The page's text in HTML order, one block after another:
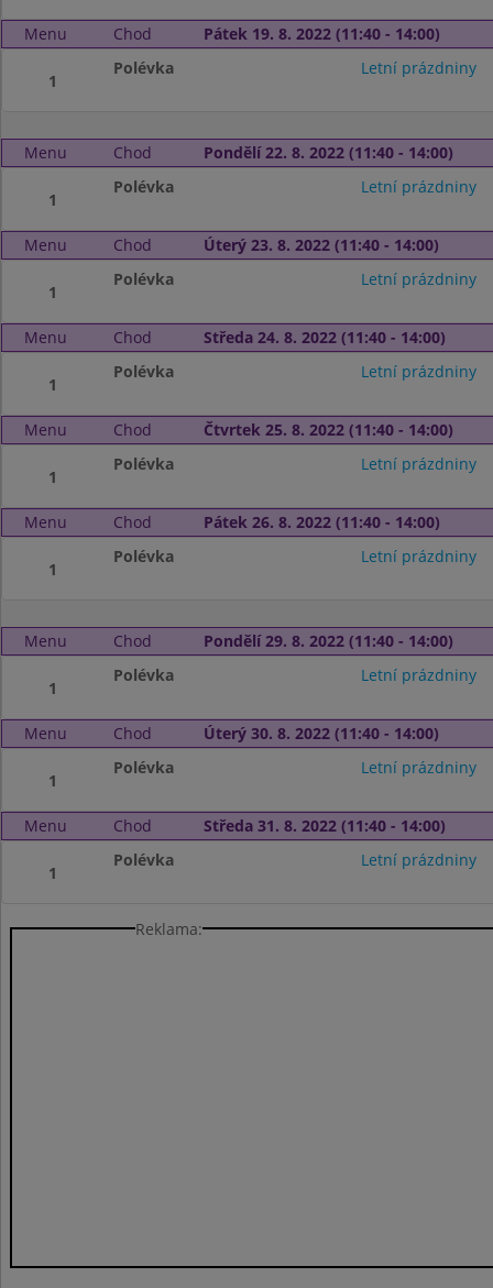
Menu Chod Pátek 19. 8. 2022 (11:40 - 14:00)
1
Polévka Letní prázdniny
Menu Chod Pondělí 22. 8. 2022 (11:40 - 14:00)
1
Polévka Letní prázdniny
Menu Chod Úterý 23. 8. 2022 (11:40 - 14:00)
1
Polévka Letní prázdniny
Menu Chod Středa 24. 8. 2022 (11:40 - 14:00)
1
Polévka Letní prázdniny
Menu Chod Čtvrtek 25. 8. 2022 (11:40 - 14:00)
1
Polévka Letní prázdniny
Menu Chod Pátek 26. 8. 2022 (11:40 - 14:00)
1
Polévka Letní prázdniny
Menu Chod Pondělí 29. 8. 2022 (11:40 - 14:00)
1
Polévka Letní prázdniny
Menu Chod Úterý 30. 8. 2022 (11:40 - 14:00)
1
Polévka Letní prázdniny
Menu Chod Středa 31. 8. 2022 (11:40 - 14:00)
1
Polévka Letní prázdniny
Reklama: